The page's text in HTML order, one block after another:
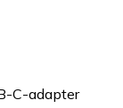
C-adapter